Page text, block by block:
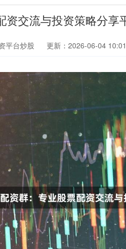
资交流与投资策略分享
平台炒股 更新：2026-06-04